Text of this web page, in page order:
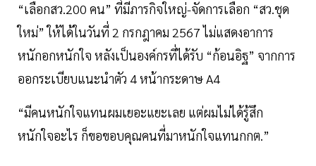
“เลือกสว.200 คน” ที่มีภารกิจใหญ่-จัดการเลือก “สว.ชุด
ใหม่” ให้ได้ในวันที่ 2 กรกฎาคม 2567 ไม่แสดงอาการ
หนักอกหนักใจ หลังเป็นองค์กรที่ได้รับ “ก้อนอิฐ” จากการ
ออกระเบียบแนะนำตัว 4 หน้ากระดาษ A4
“มีคนหนักใจแทนผมเยอะแยะเลย แต่ผมไม่ได้รู้สึก
หนักใจอะไร ก็ขอขอบคุณคนที่มาหนักใจแทนกกต.”